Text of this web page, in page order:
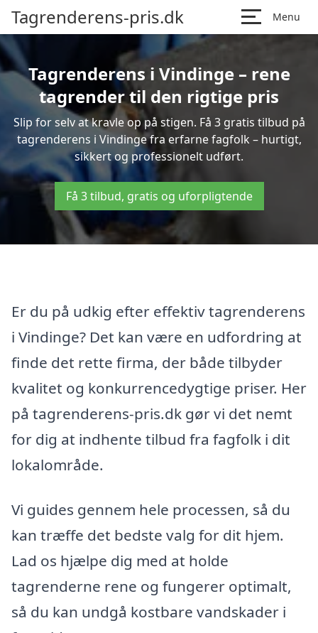
Tagrenderens-pris.dk Menu
Tagrenderens i Vindinge – rene
tagrender til den rigtige pris
Slip for selv at kravle op på stigen. Få 3 gratis tilbud på
tagrenderens i Vindinge fra erfarne fagfolk – hurtigt,
sikkert og professionelt udført.
Få 3 tilbud, gratis og uforpligtende
Er du på udkig efter effektiv tagrenderens
i Vindinge? Det kan være en udfordring at
finde det rette firma, der både tilbyder
kvalitet og konkurrencedygtige priser. Her
på tagrenderens-pris.dk gør vi det nemt
for dig at indhente tilbud fra fagfolk i dit
lokalområde.
Vi guides gennem hele processen, så du
kan træffe det bedste valg for dit hjem.
Lad os hjælpe dig med at holde
tagrenderne rene og fungerer optimalt,
så du kan undgå kostbare vandskader i